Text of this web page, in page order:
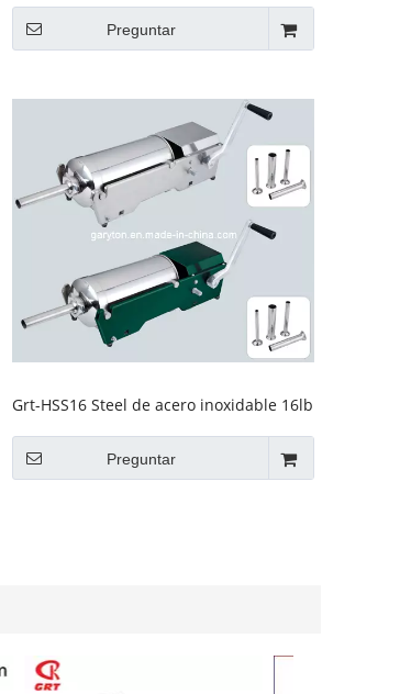
Preguntar
Grt-HSS16 Steel de acero inoxidable 16lb
hacer suubresPreguntar